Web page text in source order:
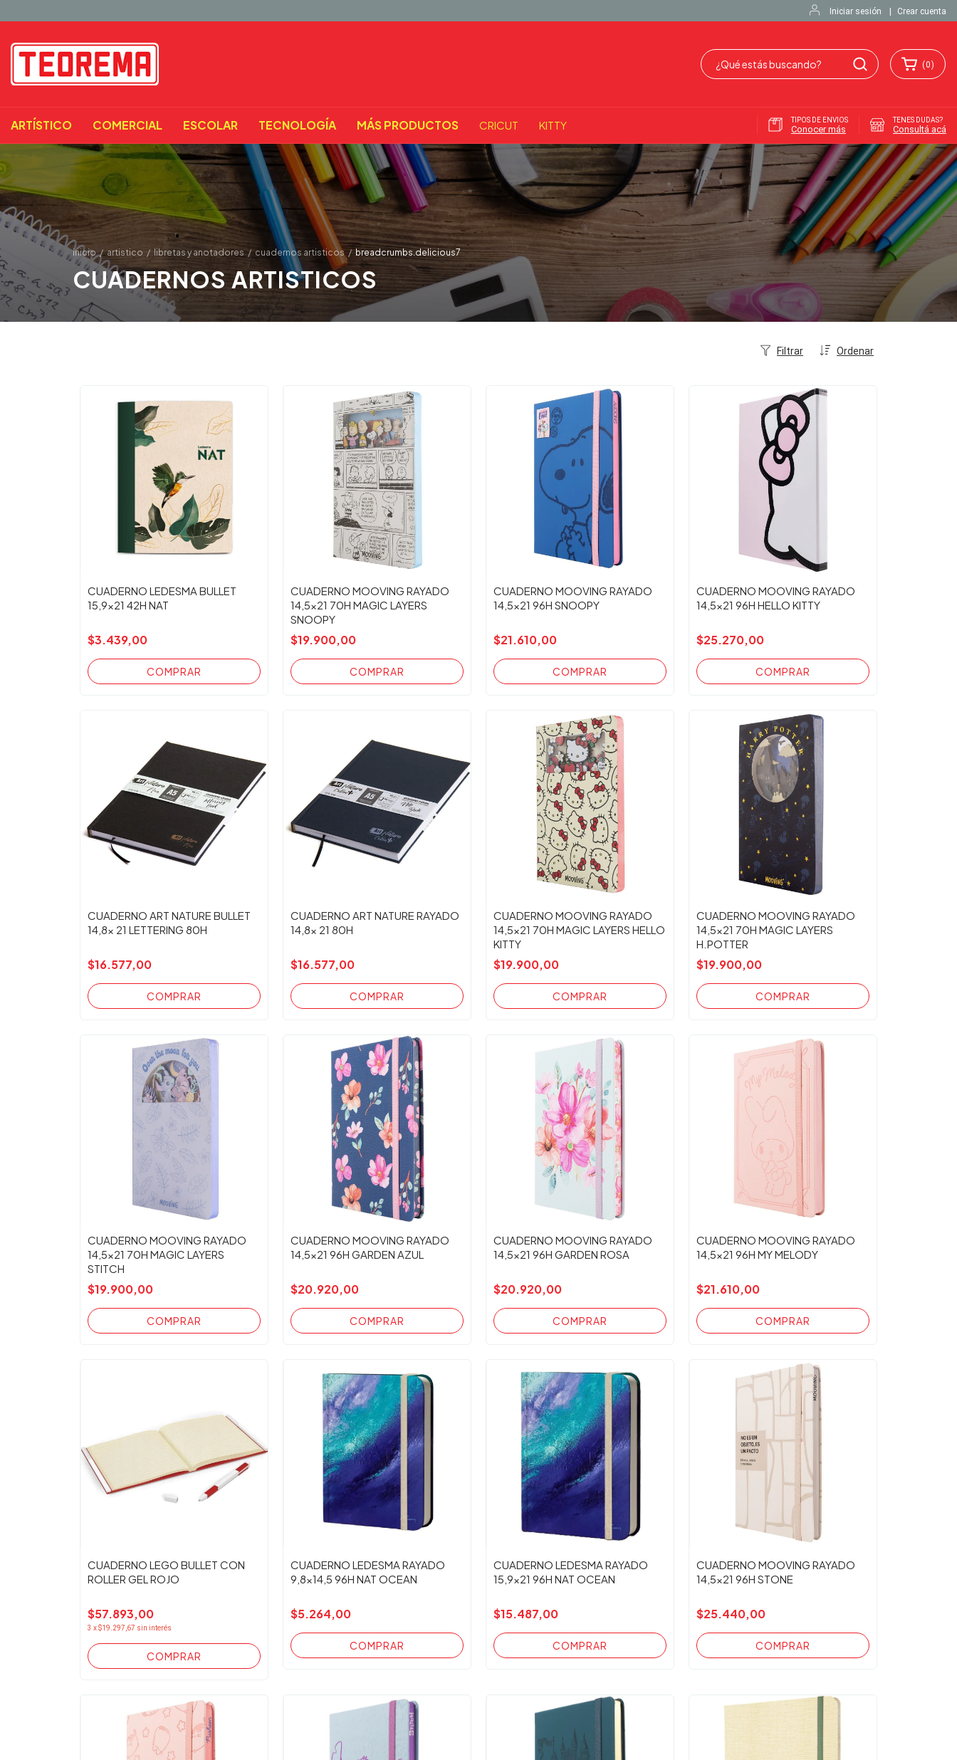
Iniciar sesión Crear cuenta
(0)
ARTÍSTICO COMERCIAL ESCOLAR TECNOLOGÍA MÁS PRODUCTOS CRICUT KITTY TIPOS DE ENVIOS
Conocer más
TENES DUDAS?
Consultá acá
inicio / artistico / libretas y anotadores / cuadernos artisticos / breadcrumbs.delicious7
CUADERNOS ARTISTICOS
Ordenar
Filtrar
CUADERNO LEDESMA BULLET
15,9x21 42H NAT
$3.439,00
CUADERNO MOOVING RAYADO
14,5x21 70H MAGIC LAYERS
SNOOPY
$19.900,00
CUADERNO MOOVING RAYADO
14,5x21 96H SNOOPY
$21.610,00
CUADERNO MOOVING RAYADO
14,5x21 96H HELLO KITTY
$25.270,00
CUADERNO ART NATURE BULLET
14,8x 21 LETTERING 80H
$16.577,00
CUADERNO ART NATURE RAYADO
14,8x 21 80H
$16.577,00
CUADERNO MOOVING RAYADO
14,5x21 70H MAGIC LAYERS HELLO
KITTY
$19.900,00
CUADERNO MOOVING RAYADO
14,5x21 70H MAGIC LAYERS
H.POTTER
$19.900,00
CUADERNO MOOVING RAYADO
14,5x21 70H MAGIC LAYERS
STITCH
$19.900,00
CUADERNO MOOVING RAYADO
14,5x21 96H GARDEN AZUL
$20.920,00
CUADERNO MOOVING RAYADO
14,5x21 96H GARDEN ROSA
$20.920,00
CUADERNO MOOVING RAYADO
14,5x21 96H MY MELODY
$21.610,00
CUADERNO LEGO BULLET CON
ROLLER GEL ROJO
$57.893,00
3 x$19.297,67 sin interés
CUADERNO LEDESMA RAYADO
9,8x14,5 96H NAT OCEAN
$5.264,00
CUADERNO LEDESMA RAYADO
15,9x21 96H NAT OCEAN
$15.487,00
CUADERNO MOOVING RAYADO
14,5x21 96H STONE
$25.440,00